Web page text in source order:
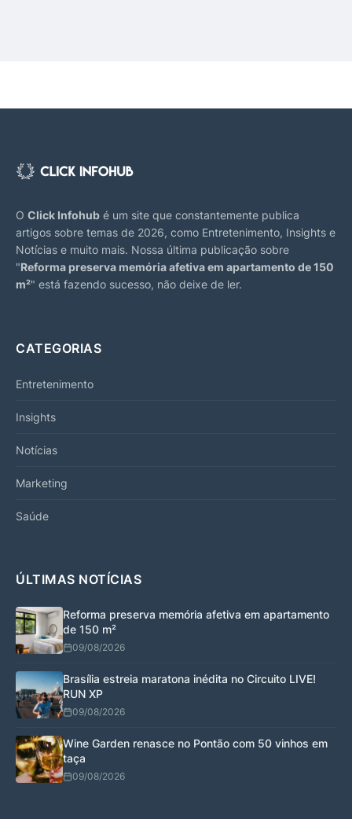
O Click Infohub é um site que constantemente publica
artigos sobre temas de 2026, como Entretenimento, Insights e
Notícias e muito mais. Nossa última publicação sobre
"Reforma preserva memória afetiva em apartamento de 150
m²" está fazendo sucesso, não deixe de ler.
CATEGORIAS
Entretenimento
Insights
Notícias
Marketing
Saúde
ÚLTIMAS NOTÍCIAS
Reforma preserva memória afetiva em apartamento
de 150 m²
09/08/2026
Brasília estreia maratona inédita no Circuito LIVE!
RUN XP
09/08/2026
Wine Garden renasce no Pontão com 50 vinhos em
taça
09/08/2026